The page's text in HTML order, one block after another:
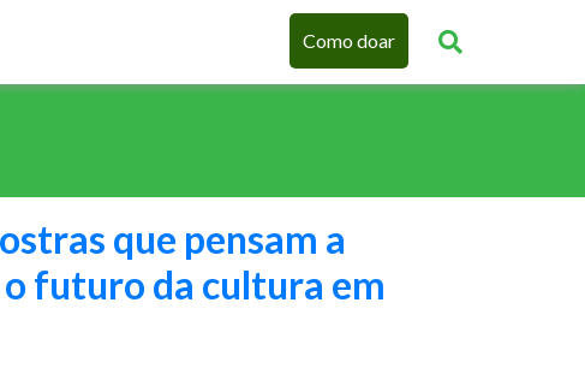
Como doar
que pensam a
futuro da cultura em